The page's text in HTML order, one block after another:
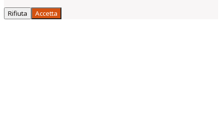
Rifiuta Accetta